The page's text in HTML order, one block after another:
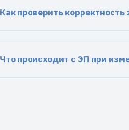
Как проверить
Что происходит с ЭП при